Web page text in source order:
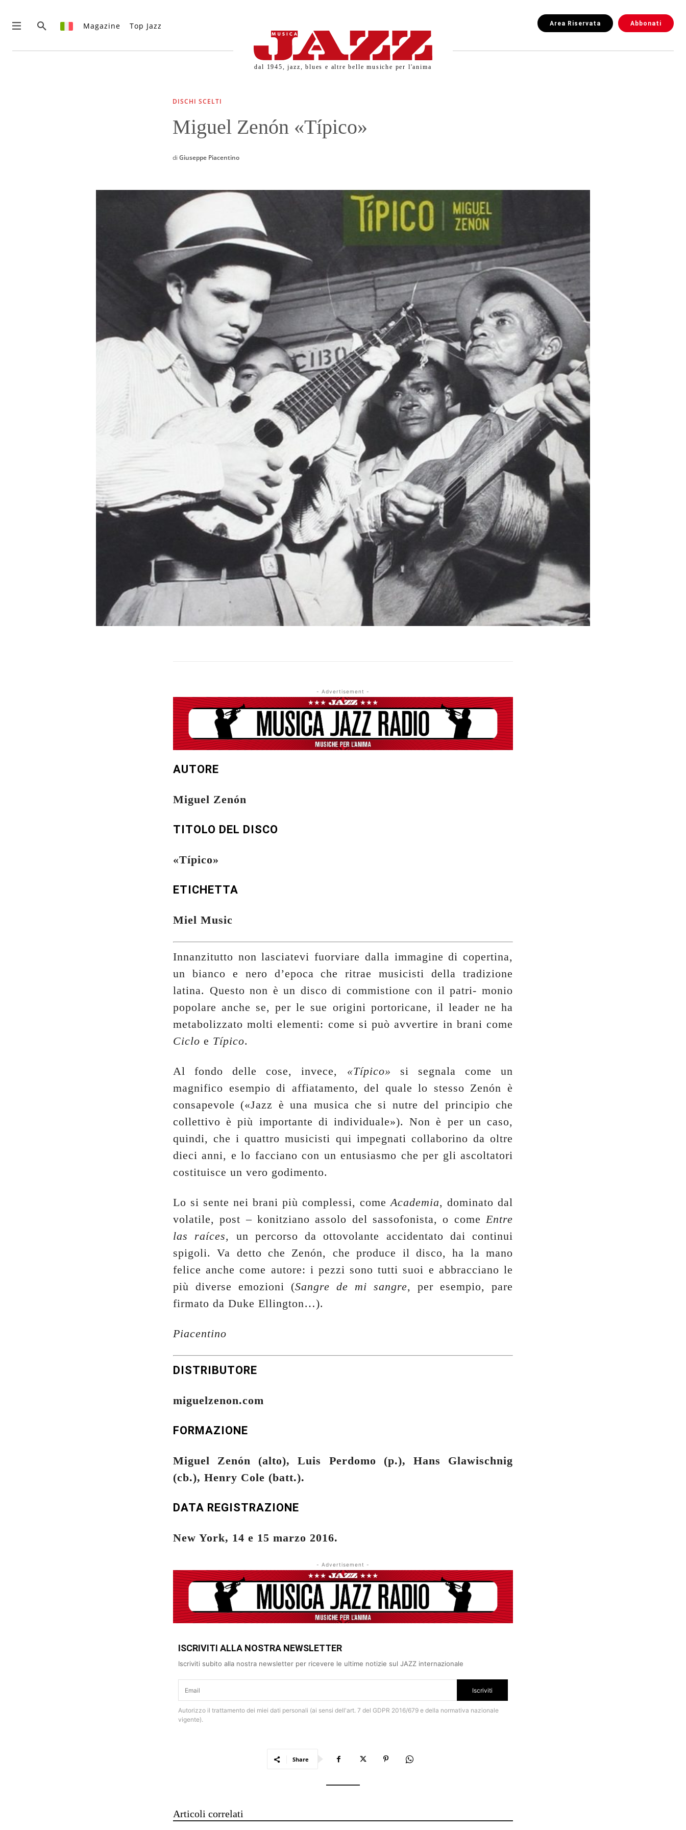
Musica Jazz di luglio 2026 è
in edicola
Magazine Top Jazz Abbonati
Area Riservata
dal 1945, jazz, blues e altre belle musiche per l'anima
DISCHI SCELTI
Miguel Zenón «Típico»
di Giuseppe Piacentino
- Advertisement -
AUTORE
Miguel Zenón
TITOLO DEL DISCO
«Típico»
ETICHETTA
Miel Music
Innanzitutto non lasciatevi fuorviare dalla immagine di copertina,
un bianco e nero d’epoca che ritrae musicisti della tradizione
latina. Questo non è un disco di commistione con il patri- monio
popolare anche se, per le sue origini portoricane, il leader ne ha
metabolizzato molti elementi: come si può avvertire in brani come
Ciclo e Típico.
Al fondo delle cose, invece, «Típico» si segnala come un
magnifico esempio di affiatamento, del quale lo stesso Zenón è
consapevole («Jazz è una musica che si nutre del principio che
collettivo è più importante di individuale»). Non è per un caso,
quindi, che i quattro musicisti qui impegnati collaborino da oltre
dieci anni, e lo facciano con un entusiasmo che per gli ascoltatori
costituisce un vero godimento.
Lo si sente nei brani più complessi, comeAcademia, dominato dal
volatile, post – konitziano assolo del sassofonista, o comeEntre
las raíces, un percorso da ottovolante accidentato dai continui
spigoli. Va detto che Zenón, che produce il disco, ha la mano
felice anche come autore: i pezzi sono tutti suoi e abbracciano le
più diverse emozioni (Sangre de mi sangre, per esempio, pare
firmato da Duke Ellington…).
Piacentino
DISTRIBUTORE
miguelzenon.com
FORMAZIONE
Miguel Zenón (alto), Luis Perdomo (p.), Hans Glawischnig
(cb.), Henry Cole (batt.).
DATA REGISTRAZIONE
New York, 14 e 15 marzo 2016.
- Advertisement -
ISCRIVITI ALLA NOSTRA NEWSLETTER
Iscriviti subito alla nostra newsletter per ricevere le ultime notizie sul JAZZ internazionale
Iscriviti
Autorizzo il trattamento dei miei dati personali (ai sensi dell'art. 7 del GDPR 2016/679 e della normativa nazionale
vigente).
Share
Articoli correlati